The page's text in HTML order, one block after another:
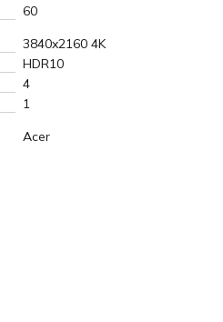
60
3840x2160 4K
HDR10
4
1
Acer